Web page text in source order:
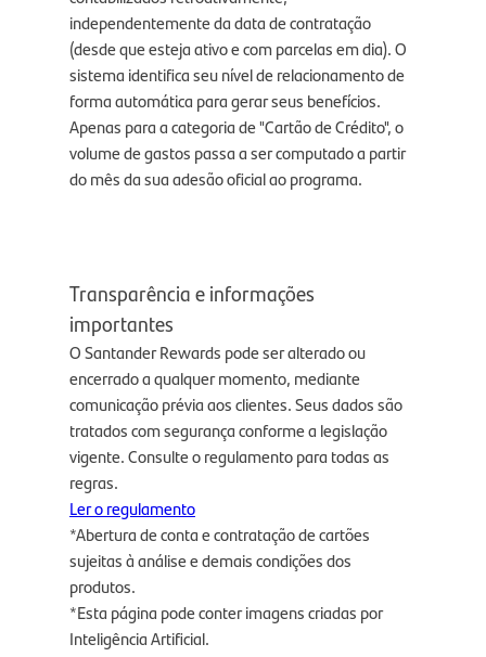
independentemente da data de contratação
(desde que esteja ativo e com parcelas em dia). O
sistema identifica seu nível de relacionamento de
forma automática para gerar seus benefícios.
Apenas para a categoria de "Cartão de Crédito", o
volume de gastos passa a ser computado a partir
do mês da sua adesão oficial ao programa.
Transparência e informações
importantes
O Santander Rewards pode ser alterado ou
encerrado a qualquer momento, mediante
comunicação prévia aos clientes. Seus dados são
tratados com segurança conforme a legislação
vigente. Consulte o regulamento para todas as
regras.
Ler o regulamento
*Abertura de conta e contratação de cartões
sujeitas à análise e demais condições dos
produtos.
*Esta página pode conter imagens criadas por
Inteligência Artificial.